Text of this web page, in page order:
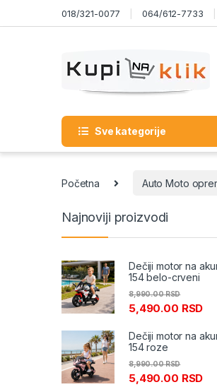
Skip to navigation018/321-0077 064/612-7733
Sve kategorije
Početna Auto Moto
Najnoviji proizvodi
Dečiji motor na
154 belo-crveni
5,490.00 RSD
8,990.00RSD
Dečiji motor na
154 roze
5,490.00 RSD
8,990.00RSD